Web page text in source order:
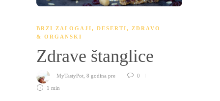
BRZI ZALOGAJI, DESERTI, ZDRAVO
& ORGANSKI
Zdrave štanglice
MyTastyPot, 8 godina pre 0
1 min